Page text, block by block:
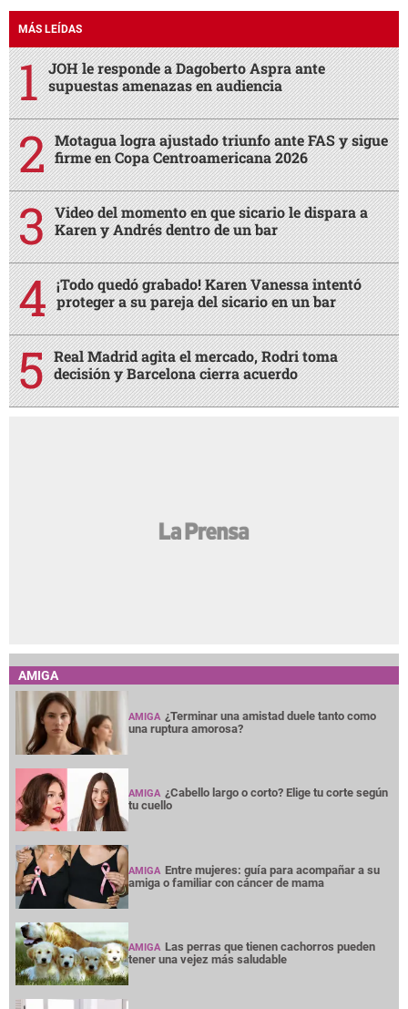
MÁS LEÍDAS
JOH le responde a Dagoberto Aspra ante
supuestas amenazas en audiencia
Motagua logra ajustado triunfo ante FAS y sigue
firme en Copa Centroamericana 2026
Video del momento en que sicario le dispara a
Karen y Andrés dentro de un bar
¡Todo quedó grabado! Karen Vanessa intentó
proteger a su pareja del sicario en un bar
Real Madrid agita el mercado, Rodri toma
decisión y Barcelona cierra acuerdo
AMIGA
AMIGA ¿Terminar una amistad duele tanto como
una ruptura amorosa?
AMIGA ¿Cabello largo o corto? Elige tu corte según
tu cuello
AMIGA Entre mujeres: guía para acompañar a su
amiga o familiar con cáncer de mama
AMIGA Las perras que tienen cachorros pueden
tener una vejez más saludable